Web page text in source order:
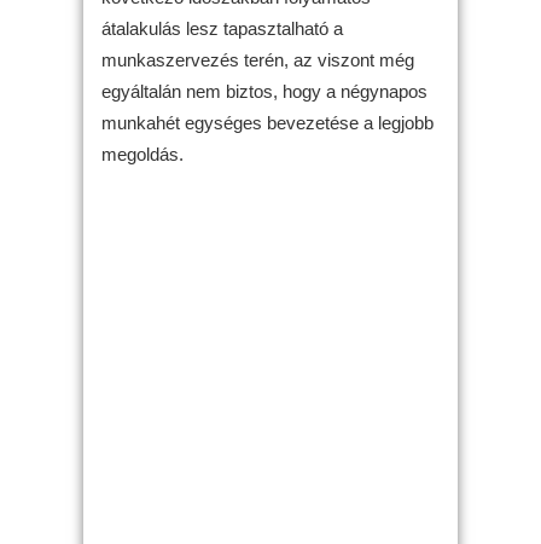
átalakulás lesz tapasztalható a
munkaszervezés terén, az viszont még
egyáltalán nem biztos, hogy a négynapos
munkahét egységes bevezetése a legjobb
megoldás.